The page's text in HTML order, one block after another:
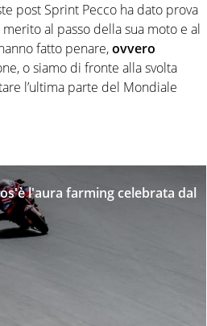
post Sprint Pecco ha dato prova
al passo della sua moto e al
fatto penare,ovvero
o siamo di fronte alla svolta
l’ultima parte del Mondiale
l'aura farming celebrata dal